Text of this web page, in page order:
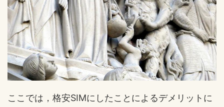
ここでは，格安SIMにしたことによるデメリットに